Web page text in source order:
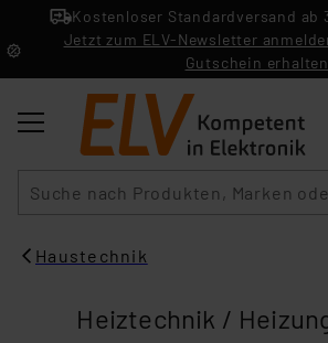
Kostenloser Standardversand ab
Jetzt zum ELV-Newsletter
Gutschein erhalten
Haustechnik
Heiztechnik /